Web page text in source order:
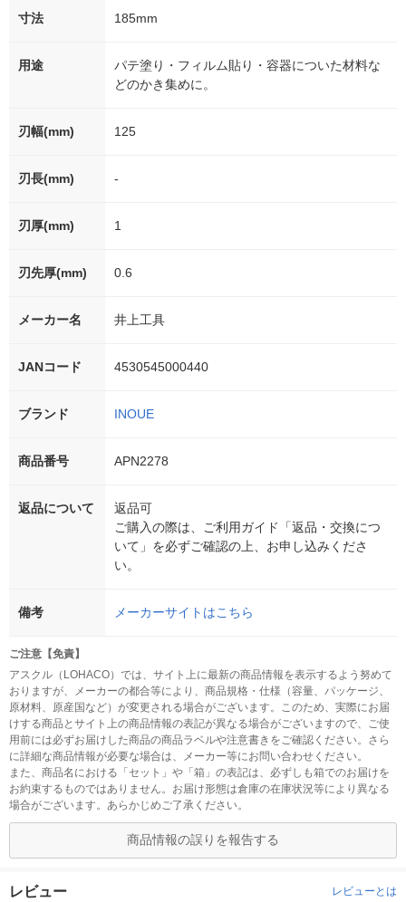
寸法 185mm
用途
パテ塗り・フィルム貼り・容器についた材料な
どのかき集めに。
刃幅(mm) 125
刃長(mm) -
刃厚(mm) 1
刃先厚(mm) 0.6
メーカー名 井上工具
JANコード 4530545000440
ブランド INOUE
商品番号 APN2278
返品について
返品可
ご購入の際は、ご利用ガイド「返品・交換につ
いて」を必ずご確認の上、お申し込みくださ
い。
備考 メーカーサイトはこちら
ご注意【免責】
アスクル（LOHACO）では、サイト上に最新の商品情報を表示するよう努めて
おりますが、メーカーの都合等により、商品規格・仕様（容量、パッケージ、
原材料、原産国など）が変更される場合がございます。このため、実際にお届
けする商品とサイト上の商品情報の表記が異なる場合がございますので、ご使
用前には必ずお届けした商品の商品ラベルや注意書きをご確認ください。さら
に詳細な商品情報が必要な場合は、メーカー等にお問い合わせください。
また、商品名における「セット」や「箱」の表記は、必ずしも箱でのお届けを
お約束するものではありません。お届け形態は倉庫の在庫状況等により異なる
場合がございます。あらかじめご了承ください。
商品情報の誤りを報告する
レビュー レビューとは